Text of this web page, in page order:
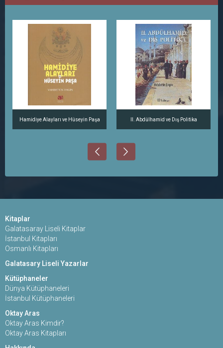
Hamidiye Alayları ve Hüseyin Paşa II. Abdülhamid ve Dış Politika
Kitaplar
Galatasaray Liseli Kitaplar
İstanbul Kitapları
Osmanlı Kitapları
Galatasary Liseli Yazarlar
Kütüphaneler
Dünya Kütüphaneleri
İstanbul Kütüphaneleri
Oktay Aras
Oktay Aras Kimdir?
Oktay Aras Kitapları